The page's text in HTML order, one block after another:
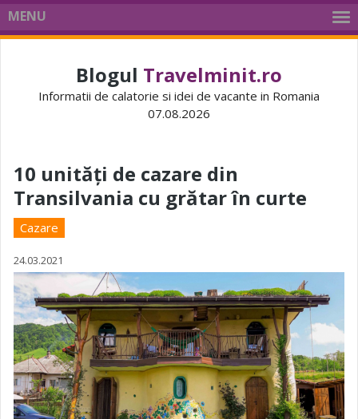
MENU
Blogul Travelminit.ro
Informatii de calatorie si idei de vacante in Romania
07.08.2026
10 unități de cazare din
Transilvania cu grătar în curte
Cazare
24.03.2021